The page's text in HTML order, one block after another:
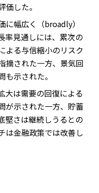
した。
に幅広く（broadly）
率見通しには、累次の
よる与信縮小のリスク
摘された一方、景気回
示された。
大は需要の回復による
が示された一方、貯蓄
堅さは継続しうるとの
は金融政策では改善し